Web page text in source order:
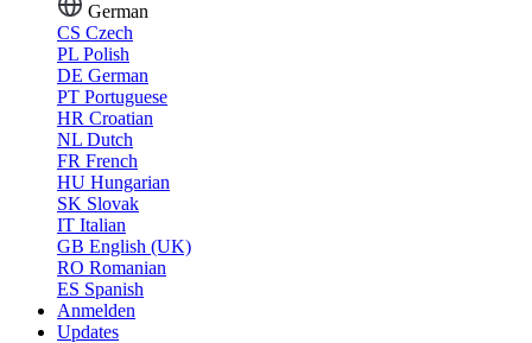
German
CS Czech
PL Polish
DE German
PT Portuguese
HR Croatian
NL Dutch
FR French
HU Hungarian
SK Slovak
IT Italian
GB English (UK)
RO Romanian
ES Spanish
Anmelden
Updates